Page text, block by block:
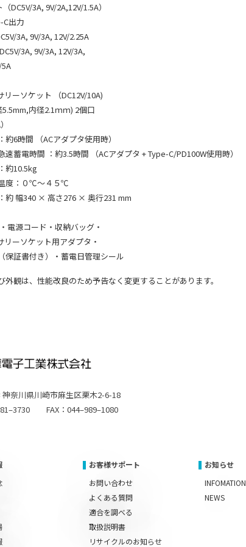
DC5V/3A, 9V/2A,12V/1.5A）
出力
3A, 9V/3A, 12V/2.25A
3A, 9V/3A, 12V/3A,
リーソケット （DC12V/10A)
内径2.1ｍｍ) 2個口
6時間 （ACアダプタ使用時）
蓄電時間 ：約3.5時間 （ACアダプタ + Type-C/PD100W使用時）
約10.5kg
度：０℃〜４５℃
約 幅340 × 高さ276 × 奥行231 mm
電源コード・収納バッグ・
リーソケット用アダプタ・
保証書付き）・蓄電日管理シール
観は、性能改良のため予告なく変更することがあります。
神奈川県川崎市麻生区栗木2-6-18
FAX：044–989–1080
お客様サポート
お問い合わせ
よくある質問
適合を調べる
取扱説明書
リサイクルのお知らせ
お知らせ
INFOMATION
NEWS